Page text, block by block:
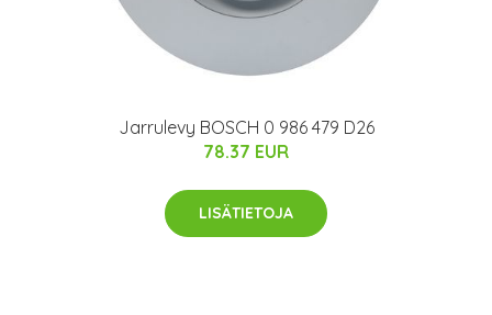
Jarrulevy BOSCH 0 986 479 D26
78.37 EUR
LISÄTIETOJA